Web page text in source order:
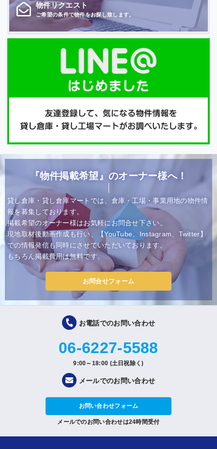
物件リクエスト
ご希望の条件で物件をお探し致します。
『物件掲載希望』のオーナー様へ！
貸し倉庫・貸し倉庫マートでは、倉庫・工場・事業用地の物件情
報を募集しております。
掲載希望のオーナー様はお気軽にお問合せ下さい。
現地取材後動画作成も行い、【YouTube、Instagram、Twitter】
での情報発信も同時にさせていただいております。
もちろん掲載費用は無料です。
お問合せフォーム
お電話でのお問い合わせ
06-6227-5588
9:00～18:00 (土日祝除く)
メールでのお問い合わせ
お問い合わせフォーム
メールでのお問い合わせは24時間受付